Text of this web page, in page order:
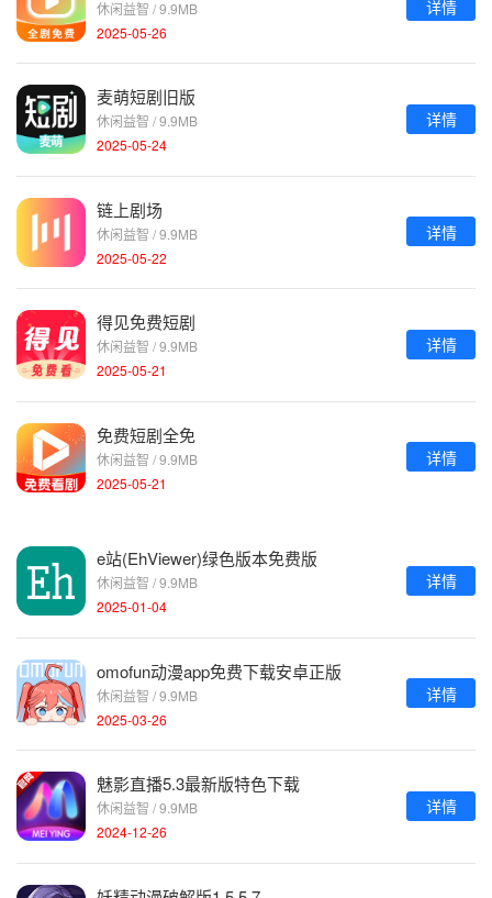
休闲益智 / 9.9MB
2025-05-26
详情
麦萌短剧旧版
休闲益智 / 9.9MB
2025-05-24
详情
链上剧场
休闲益智 / 9.9MB
2025-05-22
详情
得见免费短剧
休闲益智 / 9.9MB
2025-05-21
详情
免费短剧全免
休闲益智 / 9.9MB
2025-05-21
详情
e站(EhViewer)绿色版本免费版
休闲益智 / 9.9MB
2025-01-04
详情
omofun动漫app免费下载安卓正版
休闲益智 / 9.9MB
2025-03-26
详情
魅影直播5.3最新版特色下载
休闲益智 / 9.9MB
2024-12-26
详情